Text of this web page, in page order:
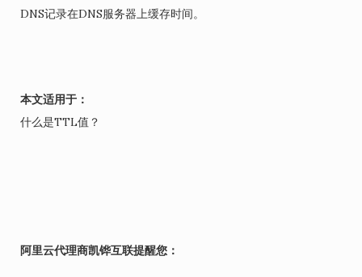
DNS记录在DNS服务器上缓存时间。
本文适用于：
什么是TTL值？
阿里云代理商凯铧互联提醒您：